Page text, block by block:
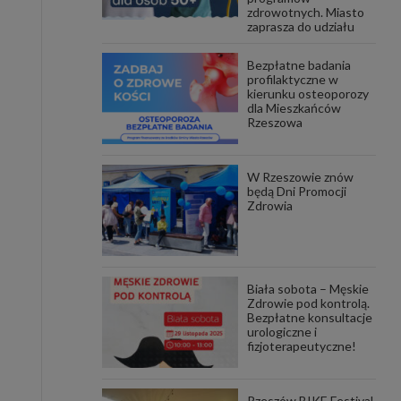
Aby
i ich
gdy
do
zdrowotnych. Miasto
zaprasza do udziału
Bezpłatne badania
profilaktyczne w
kierunku osteoporozy
dla Mieszkańców
Rzeszowa
W Rzeszowie znów
będą Dni Promocji
Zdrowia
Biała sobota – Męskie
Zdrowie pod kontrolą.
Bezpłatne konsultacje
urologiczne i
fizjoterapeutyczne!